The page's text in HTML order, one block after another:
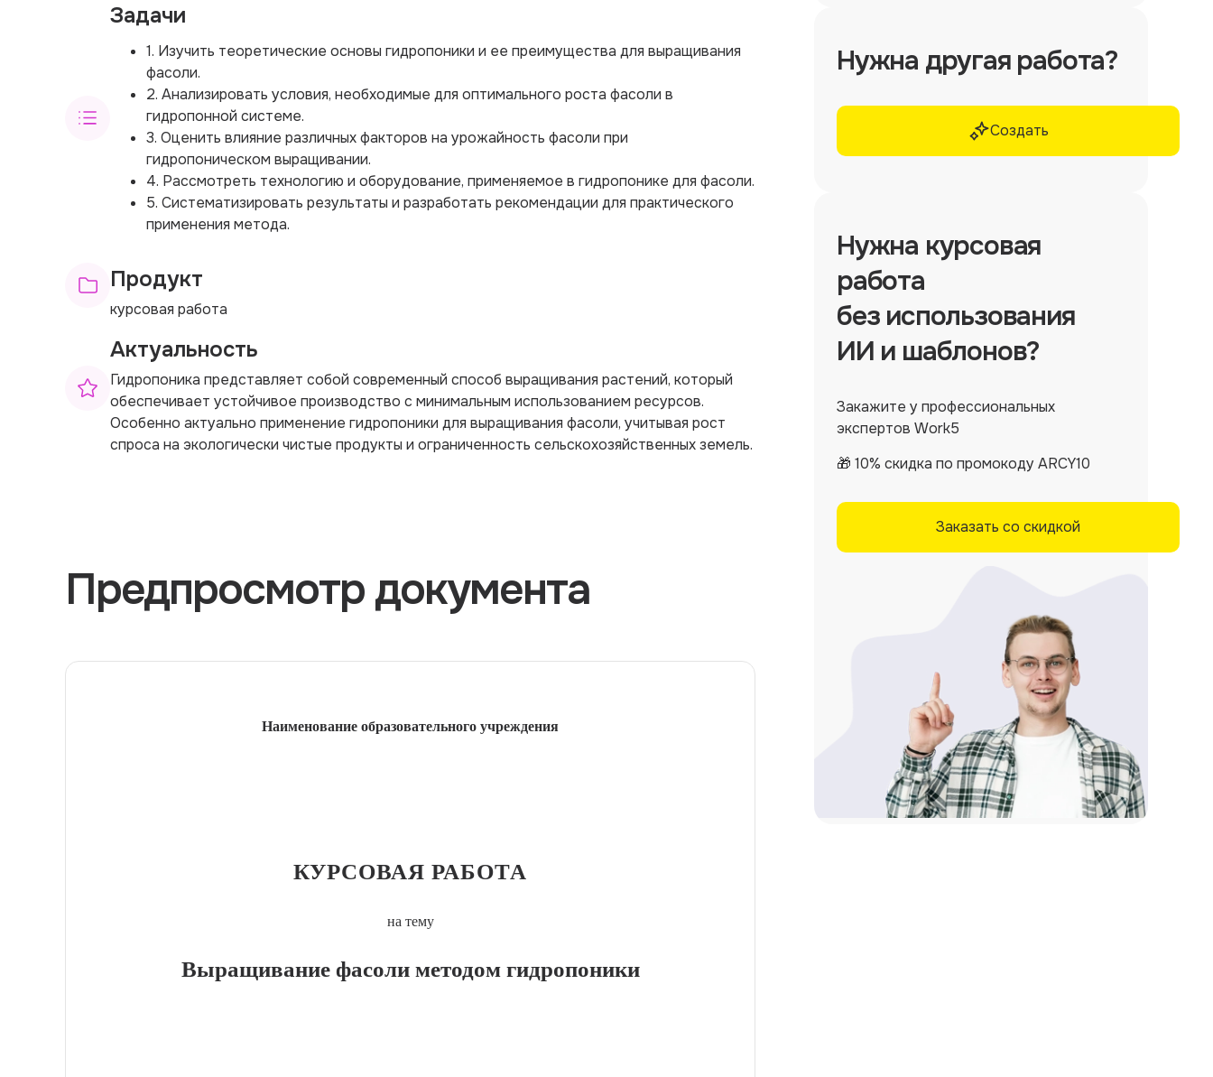
Задачи
1. Изучить теоретические основы гидропоники и ее преимущества для выращивания
фасоли.
2. Анализировать условия, необходимые для оптимального роста фасоли в
гидропонной системе.
3. Оценить влияние различных факторов на урожайность фасоли при
гидропоническом выращивании.
4. Рассмотреть технологию и оборудование, применяемое в гидропонике для фасоли.
5. Систематизировать результаты и разработать рекомендации для практического
применения метода.
Продукт
курсовая работа
Актуальность
Гидропоника представляет собой современный способ выращивания растений, который
обеспечивает устойчивое производство с минимальным использованием ресурсов.
Особенно актуально применение гидропоники для выращивания фасоли, учитывая рост
спроса на экологически чистые продукты и ограниченность сельскохозяйственных земель.
Предпросмотр документа
Наименование образовательного учреждения
КУРСОВАЯ РАБОТА
на тему
Выращивание фасоли методом гидропоники
Нужна другая работа?
Создать
Нужна курсовая
работа
без использования
ИИ и шаблонов?
Закажите у профессиональных
экспертов Work5
🎁 10% скидка по промокоду ARCY10
Заказать со скидкой